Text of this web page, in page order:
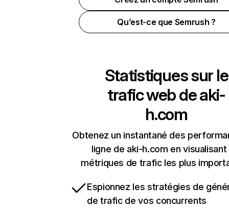
Qu’est-ce que Semrush ?
Statistiques sur le
trafic web deaki-
h.com
Obtenez un instantané des
ligne de aki-h.com en visualisant
métriques de trafic les plus
Espionnez les stratégies de
de trafic de vos concurrents